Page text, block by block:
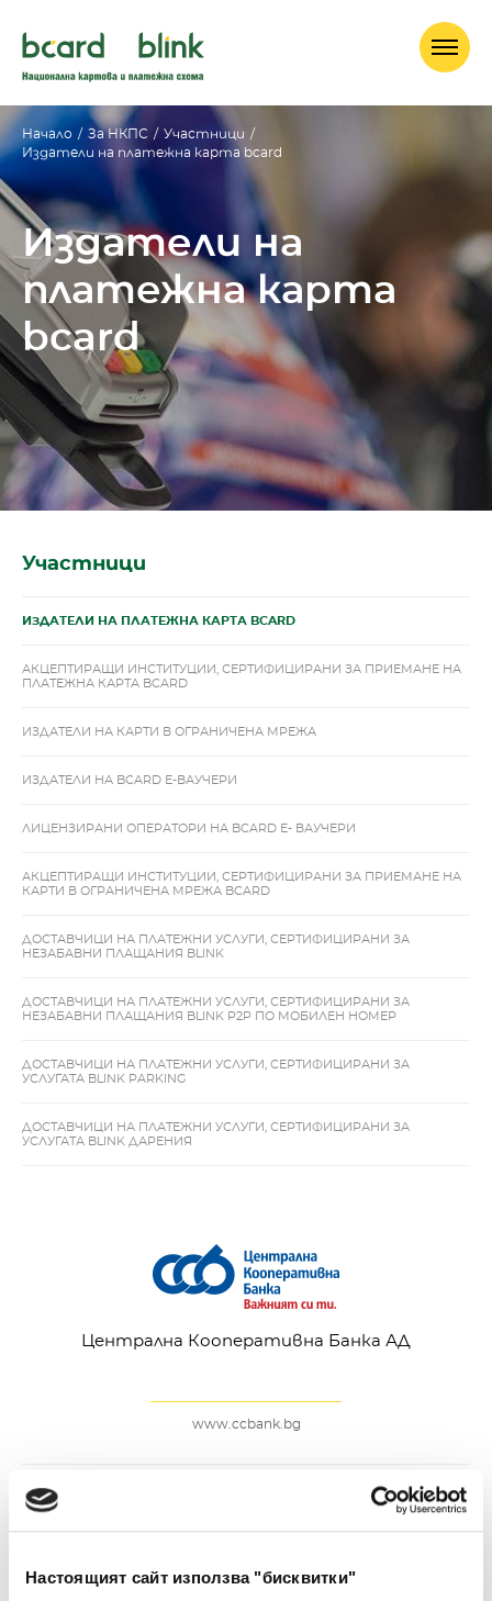
Настоящият сайт използва "бисквитки"
Начало / За НКПС / Участници /
Издатели на платежна карта bcard
Издатели на
платежна карта
bcard
Участници
ИЗДАТЕЛИ НА ПЛАТЕЖНА КАРТА BCARD
АКЦЕПТИРАЩИ ИНСТИТУЦИИ, СЕРТИФИЦИРАНИ ЗА ПРИЕМАНЕ НА
ПЛАТЕЖНА КАРТА BCARD
ИЗДАТЕЛИ НА КАРТИ В ОГРАНИЧЕНА МРЕЖА
ИЗДАТЕЛИ НА BCARD Е-ВАУЧЕРИ
ЛИЦЕНЗИРАНИ ОПЕРАТОРИ НА BCARD Е- ВАУЧЕРИ
АКЦЕПТИРАЩИ ИНСТИТУЦИИ, СЕРТИФИЦИРАНИ ЗА ПРИЕМАНЕ НА
КАРТИ В ОГРАНИЧЕНА МРЕЖА BCARD
ДОСТАВЧИЦИ НА ПЛАТЕЖНИ УСЛУГИ, СЕРТИФИЦИРАНИ ЗА
НЕЗАБАВНИ ПЛАЩАНИЯ BLINK
ДОСТАВЧИЦИ НА ПЛАТЕЖНИ УСЛУГИ, СЕРТИФИЦИРАНИ ЗА
НЕЗАБАВНИ ПЛАЩАНИЯ BLINK P2P ПО МОБИЛЕН НОМЕР
ДОСТАВЧИЦИ НА ПЛАТЕЖНИ УСЛУГИ, СЕРТИФИЦИРАНИ ЗА
УСЛУГАТА BLINK PARKING
ДОСТАВЧИЦИ НА ПЛАТЕЖНИ УСЛУГИ, СЕРТИФИЦИРАНИ ЗА
УСЛУГАТА BLINK ДАРЕНИЯ
Централна Кооперативна Банка АД
www.ccbank.bg